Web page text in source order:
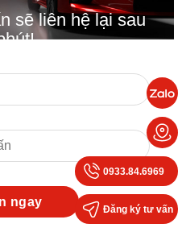
sẽ liên hệ lại sau
0933.84.6969
Đăng ký tư vấn